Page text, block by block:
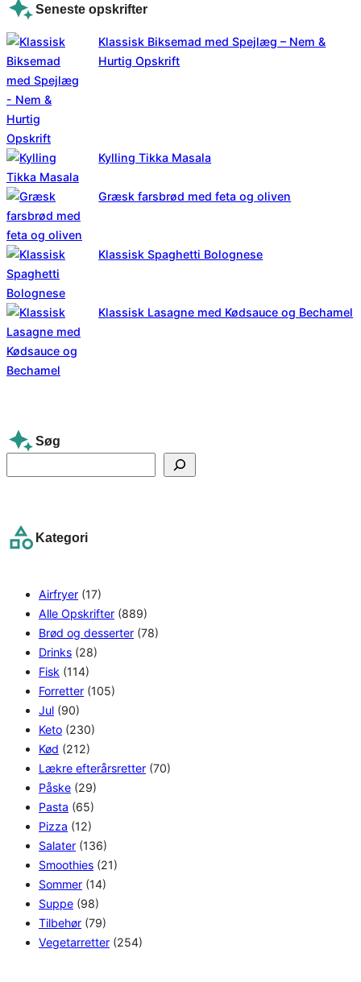
Seneste opskrifter
Klassisk Biksemad med Spejlæg – Nem &
Hurtig Opskrift
Kylling Tikka Masala
Græsk farsbrød med feta og oliven
Klassisk Spaghetti Bolognese
Klassisk Lasagne med Kødsauce og Bechamel
Søg
e
c
Kategori
Airfryer (17)
Alle Opskrifter (889)
Brød og desserter (78)
Drinks (28)
Fisk (114)
Forretter (105)
Jul (90)
Keto (230)
Kød (212)
Lækre efterårsretter (70)
Påske (29)
Pasta (65)
Pizza (12)
Salater (136)
Smoothies (21)
Sommer (14)
Suppe (98)
Tilbehør (79)
Vegetarretter (254)